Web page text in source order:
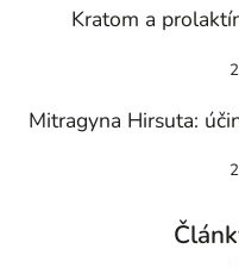
Kratom a
Mitragyna Hirsuta: